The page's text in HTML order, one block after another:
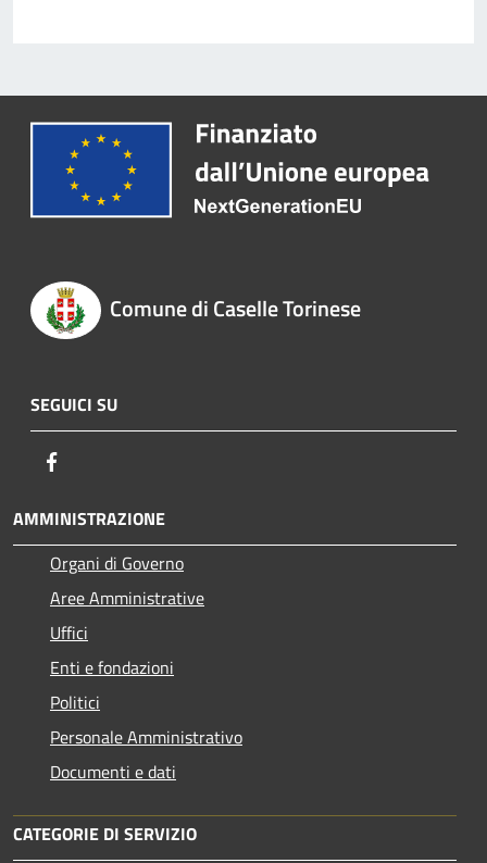
Comune di Caselle Torinese
SEGUICI SU
AMMINISTRAZIONE
Organi di Governo
Aree Amministrative
Uffici
Enti e fondazioni
Politici
Personale Amministrativo
Documenti e dati
CATEGORIE DI SERVIZIO